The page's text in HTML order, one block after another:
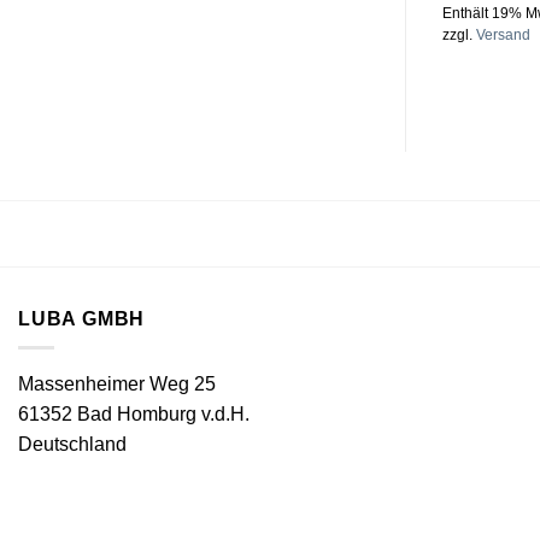
Enthält 19%
zzgl. Versand
LUBA GMBH
Massenheimer Weg 25
61352 Bad Homburg v.d.H.
Deutschland